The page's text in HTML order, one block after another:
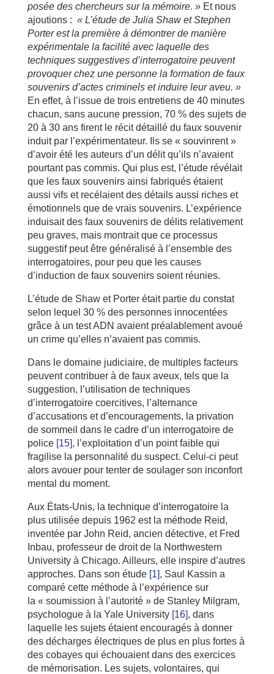
posée des chercheurs sur la mémoire. »Et nous
ajoutions : « L’étude de Julia Shaw et Stephen
Porter est la première à démontrer de manière
expérimentale la facilité avec laquelle des
techniques suggestives d’interrogatoire peuvent
provoquer chez une personne la formation de faux
souvenirs d’actes criminels et induire leur aveu. »
En effet, à l’issue de trois entretiens de 40 minutes
chacun, sans aucune pression, 70 % des sujets de
20 à 30 ans firent le récit détaillé du faux souvenir
induit par l’expérimentateur. Ils se « souvinrent »
d’avoir été les auteurs d’un délit qu’ils n’avaient
pourtant pas commis. Qui plus est, l’étude révélait
que les faux souvenirs ainsi fabriqués étaient
aussi vifs et recélaient des détails aussi riches et
émotionnels que de vrais souvenirs. L’expérience
induisait des faux souvenirs de délits relativement
peu graves, mais montrait que ce processus
suggestif peut être généralisé à l’ensemble des
interrogatoires, pour peu que les causes
d’induction de faux souvenirs soient réunies.
L’étude de Shaw et Porter était partie du constat
selon lequel 30 % des personnes innocentées
grâce à un test ADN avaient préalablement avoué
un crime qu’elles n’avaient pas commis.
Dans le domaine judiciaire, de multiples facteurs
peuvent contribuer à de faux aveux, tels que la
suggestion, l’utilisation de techniques
d’interrogatoire coercitives, l’alternance
d’accusations et d’encouragements, la privation
de sommeil dans le cadre d’un interrogatoire de
police [15], l’exploitation d’un point faible qui
fragilise la personnalité du suspect. Celui-ci peut
alors avouer pour tenter de soulager son inconfort
mental du moment.
Aux États-Unis, la technique d’interrogatoire la
plus utilisée depuis 1962 est la méthode Reid,
inventée par John Reid, ancien détective, et Fred
Inbau, professeur de droit de la Northwestern
University à Chicago. Ailleurs, elle inspire d’autres
approches. Dans son étude [1], Saul Kassin a
comparé cette méthode à l’expérience sur
la « soumission à l’autorité » de Stanley Milgram,
psychologue à la Yale University [16], dans
laquelle les sujets étaient encouragés à donner
des décharges électriques de plus en plus fortes à
des cobayes qui échouaient dans des exercices
de mémorisation. Les sujets, volontaires, qui